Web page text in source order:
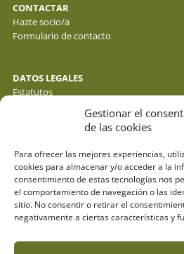
Gestionar el
de las cookies
Para ofrecer las mejores experiencias,
cookies para almacenar y/o acceder a la
consentimiento de estas tecnologías nos
el comportamiento de navegación o las
sitio. No consentir o retirar el
negativamente a ciertas características y
CONTACTAR
Hazte socio/a
Formulario de contacto
DATOS LEGALES
Estatutos
Política de cookies